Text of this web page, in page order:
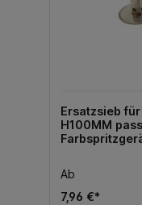
Ersatzsieb
H100MM
Ab
7,96 €*